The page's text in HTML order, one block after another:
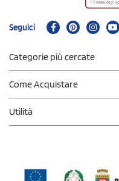
Seguici
Categorie più cercate
Come Acquistare
Utilità